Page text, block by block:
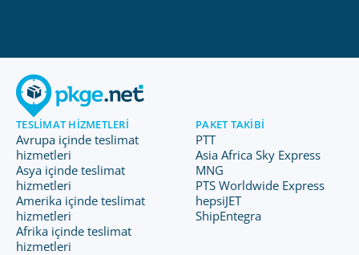
TESLIMAT HIZMETLERI
Avrupa içinde teslimat
hizmetleri
Asya içinde teslimat
hizmetleri
Amerika içinde teslimat
hizmetleri
Afrika içinde teslimat
hizmetleri
PAKET TAKIBI
PTT
Asia Africa Sky Express
MNG
PTS Worldwide Express
hepsiJET
ShipEntegra